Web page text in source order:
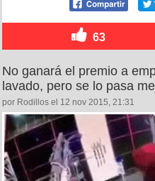
63
No ganará el premio a
lavado, pero se lo pasa
por Rodillos el 12 nov 2015, 21:31